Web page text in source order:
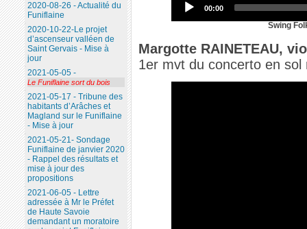
00:00
Swing
Margotte RAINETEAU,
1er mvt du concerto en
2020-08-26 - Actualité du
Funiflaine
2020-10-22-Le projet
d’ascenseur valléen de
Saint Gervais - Mise à
jour
2021-05-05 -
Le Funiflaine sort du bois
2021-05-17 - Tribune des
habitants d’Arâches et
Magland sur le Funiflaine
- Mise à jour
2021-05-21- Sondage
Funiflaine de janvier 2020
- Rappel des résultats et
mise à jour des
propositions
2021-06-05 - Lettre
adressée à Mr le Préfet
de Haute Savoie
demandant un moratoire